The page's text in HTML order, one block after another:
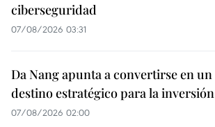
ciberseguridad
07/08/2026 03:31
Da Nang apunta a convertirse en un
destino estratégico para la inversión
07/08/2026 02:00